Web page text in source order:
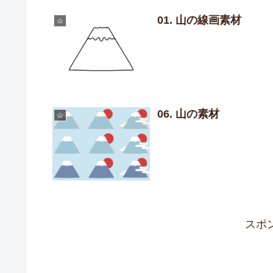
山 01. 山の線画素材
山 06. 山の素材
スポ